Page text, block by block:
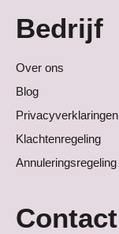
Bedrijf
Over ons
Blog
Privacyverklaringen
Klachtenregeling
Annuleringsregeling
Contact